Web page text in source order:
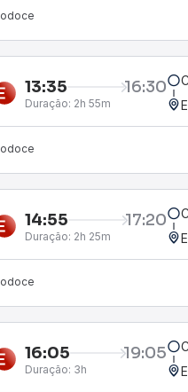
13:35 16:30
Duração: 2h 55m
14:55 17:20
Duração: 2h 25m
16:05 19:05
Duração: 3h